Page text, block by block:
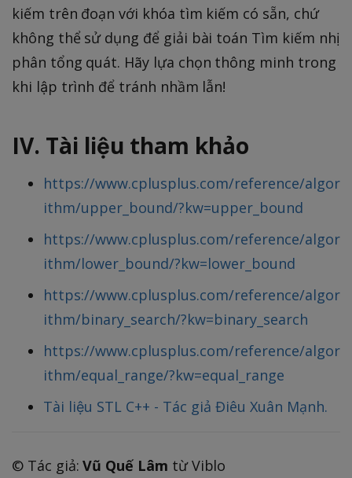
kiếm trên đoạn với khóa tìm kiếm có sẵn, chứ
không thể sử dụng để giải bài toán Tìm kiếm nhị
phân tổng quát. Hãy lựa chọn thông minh trong
khi lập trình để tránh nhầm lẫn!
IV. Tài liệu tham khảo
https://www.cplusplus.com/reference/algor
ithm/upper_bound/?kw=upper_bound
https://www.cplusplus.com/reference/algor
ithm/lower_bound/?kw=lower_bound
https://www.cplusplus.com/reference/algor
ithm/binary_search/?kw=binary_search
https://www.cplusplus.com/reference/algor
ithm/equal_range/?kw=equal_range
Tài liệu STL C++ - Tác giả Điêu Xuân Mạnh.
©️ Tác giả:Vũ Quế Lâm từ Viblo